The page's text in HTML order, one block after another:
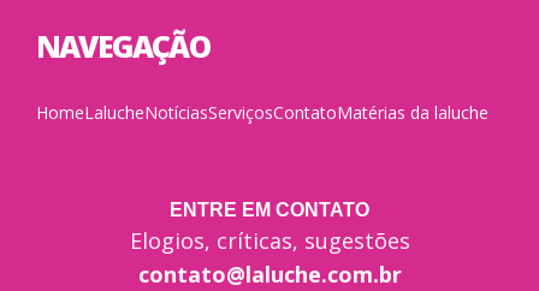
NAVEGAÇÃO
HomeLalucheNotíciasServiçosContatoMatérias da laluche
ENTRE EM CONTATO
Elogios, críticas, sugestões
contato@laluche.com.br